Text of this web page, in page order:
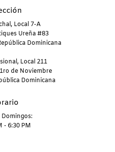
Local 7-A
Ureña #83
Dominicana
Local 211
de Noviembre
Dominicana
Domingos:
- 6:30 PM